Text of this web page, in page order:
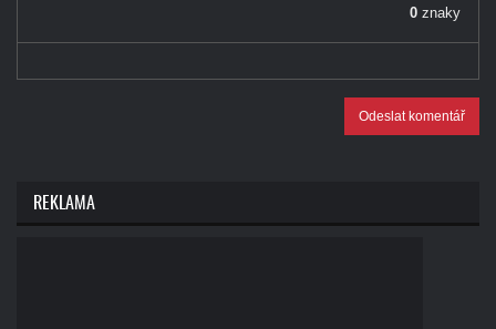
0 znaky
Odeslat komentář
REKLAMA